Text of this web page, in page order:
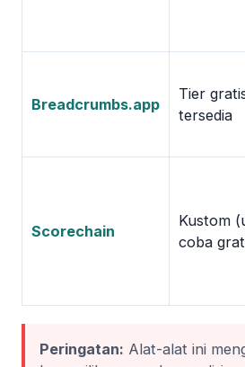
Breadcrumbs.app
Tier
tersedia
Scorechain
Kustom
coba
Peringatan: Alat-alat ini